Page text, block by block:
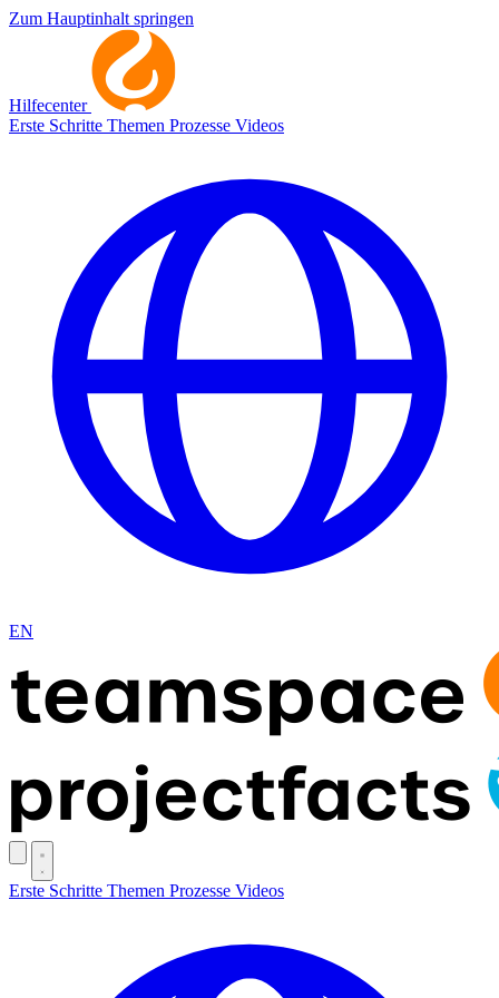
Zum Hauptinhalt springen
Hilfecenter
Erste Schritte Themen Prozesse Videos
EN
Erste Schritte Themen Prozesse Videos